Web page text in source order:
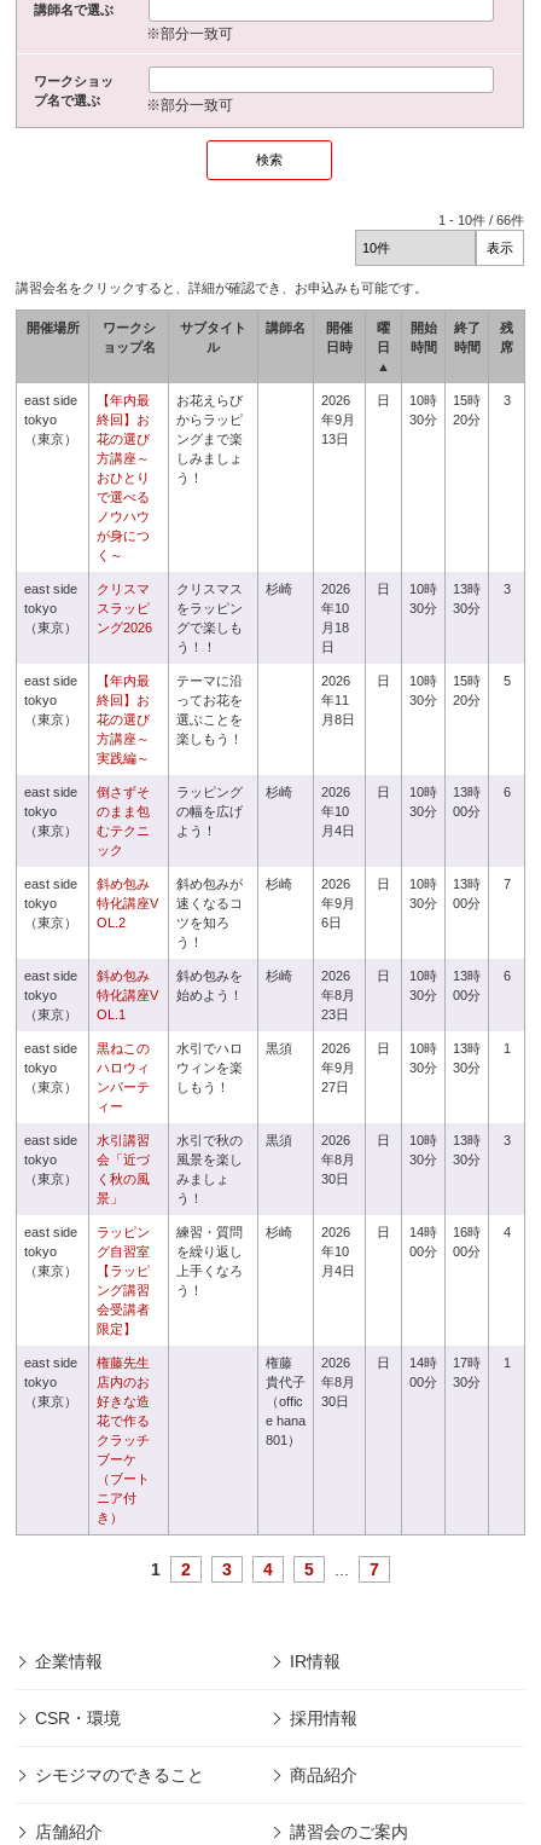
講師名で選ぶ
※部分一致可
ワークショッ
プ名で選ぶ
※部分一致可
1 - 10件 /66件
講習会名をクリックすると、詳細が確認でき、お申込みも可能です。
開催場所
ワークシ
ョップ名
サブタイト
ル
講師名
開催
日時
曜
日
▲
開始
時間
終了
時間
残
席
east side
tokyo
（東京）
【年内最
終回】お
花の選び
方講座～
おひとり
で選べる
ノウハウ
が身につ
く～
お花えらび
からラッピ
ングまで楽
しみましょ
う！
2026
年9月
13日
日
10時
30分
15時
20分
3
east side
tokyo
（東京）
クリスマ
スラッピ
ング2026
クリスマス
をラッピン
グで楽しも
う！！
杉崎
2026
年10
月18
日
日
10時
30分
13時
30分
3
east side
tokyo
（東京）
【年内最
終回】お
花の選び
方講座～
実践編～
テーマに沿
ってお花を
選ぶことを
楽しもう！
2026
年11
月8日
日
10時
30分
15時
20分
5
east side
tokyo
（東京）
倒さずそ
のまま包
むテクニ
ック
ラッピング
の幅を広げ
よう！
杉崎
2026
年10
月4日
日
10時
30分
13時
00分
6
east side
tokyo
（東京）
斜め包み
特化講座V
OL.2
斜め包みが
速くなるコ
ツを知ろ
う！
杉崎
2026
年9月
6日
日
10時
30分
13時
00分
7
east side
tokyo
（東京）
斜め包み
特化講座V
OL.1
斜め包みを
始めよう！
杉崎
2026
年8月
23日
日
10時
30分
13時
00分
6
east side
tokyo
（東京）
黒ねこの
ハロウィ
ンパーテ
ィー
水引でハロ
ウィンを楽
しもう！
黒須
2026
年9月
27日
日
10時
30分
13時
30分
1
east side
tokyo
（東京）
水引講習
会「近づ
く秋の風
景」
水引で秋の
風景を楽し
みましょ
う！
黒須
2026
年8月
30日
日
10時
30分
13時
30分
3
east side
tokyo
（東京）
ラッピン
グ自習室
【ラッピ
ング講習
会受講者
限定】
練習・質問
を繰り返し
上手くなろ
う！
杉崎
2026
年10
月4日
日
14時
00分
16時
00分
4
east side
tokyo
（東京）
権藤先生
店内のお
好きな造
花で作る
クラッチ
ブーケ
（ブート
ニア付
き）
権藤
貴代子
（offic
e hana
801）
2026
年8月
30日
日
14時
00分
17時
30分
1
1 2 3 4 5 7
企業情報 IR情報
CSR・環境 採用情報
シモジマのできること 商品紹介
店舗紹介 講習会のご案内